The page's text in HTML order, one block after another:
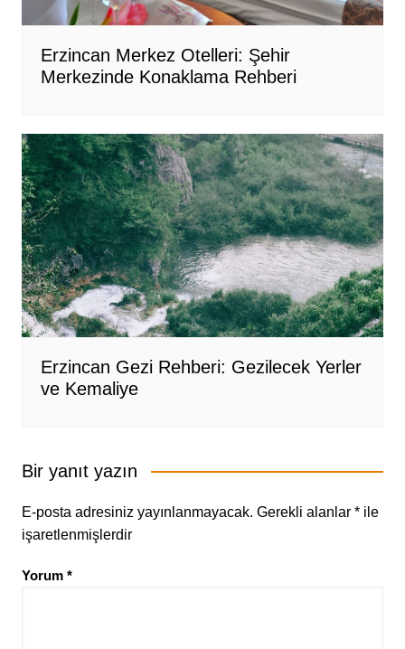
Erzincan Merkez Otelleri: Şehir
Merkezinde Konaklama Rehberi
Erzincan Gezi Rehberi: Gezilecek Yerler
ve Kemaliye
Bir yanıt yazın
E-posta adresiniz yayınlanmayacak. Gerekli alanlar *ile
işaretlenmişlerdir
Yorum *